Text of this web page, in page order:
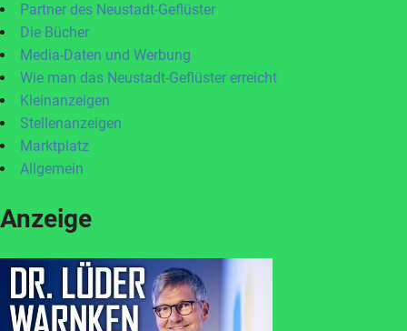
Partner des Neustadt-Geflüster
Die Bücher
Media-Daten und Werbung
Wie man das Neustadt-Geflüster erreicht
Kleinanzeigen
Stellenanzeigen
Marktplatz
Allgemein
Anzeige